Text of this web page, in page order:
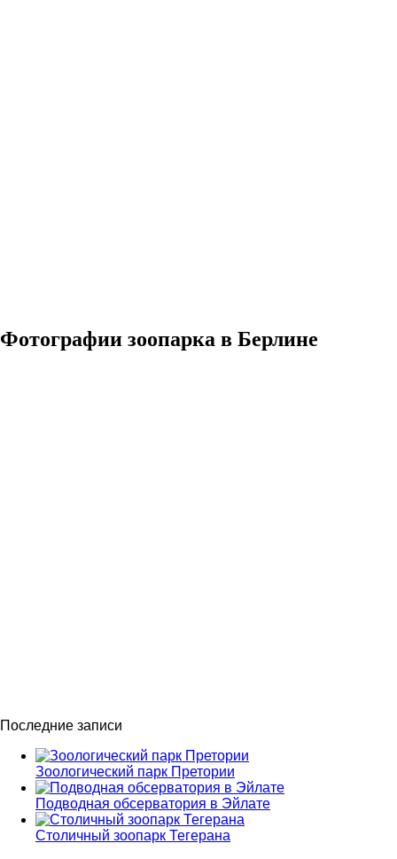
Фотографии зоопарка в Берлине
Последние записи
Зоологический парк Претории
Подводная обсерватория в Эйлате
Столичный зоопарк Тегерана